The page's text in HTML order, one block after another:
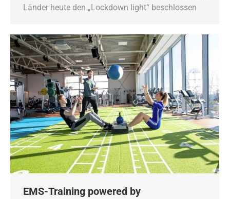
Länder heute den „Lockdown light“ beschlossen
EMS-Training powered by